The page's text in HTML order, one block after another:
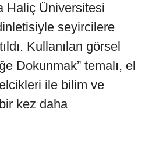
Haliç Üniversitesi
seyircilere
Kullanılan görsel
Dokunmak” temalı, el
ile bilim ve
kez daha